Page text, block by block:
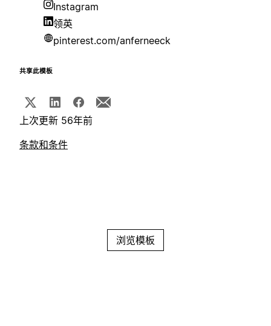
Instagram
领英
pinterest.com/anferneeck
共享此模板
上次更新 56年前
条款和条件
浏览模板